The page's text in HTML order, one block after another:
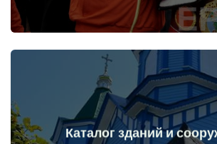
Каталог зданий и
Перейти